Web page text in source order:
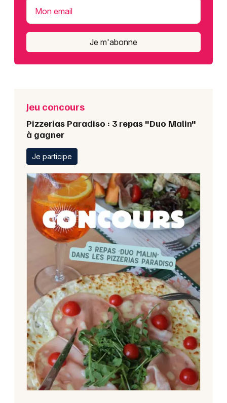
Mon email
Je m'abonne
Jeu concours
Pizzerias Paradiso : 3 repas "Duo Malin"
à gagner
Je participe